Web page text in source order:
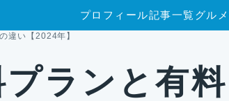
プロフィール記事一覧グルメ
違い【2024年】
ランと有料